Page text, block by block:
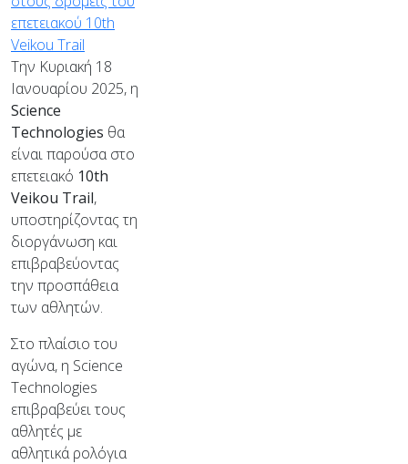
Την Κυριακή 18
Ιανουαρίου 2025, η
Science
Technologies θα
είναι παρούσα στο
επετειακό 10th
Veikou Trail,
υποστηρίζοντας τη
διοργάνωση και
επιβραβεύοντας
την προσπάθεια
των αθλητών.
Στο πλαίσιο του
αγώνα, η Science
Technologies
επιβραβεύει τους
αθλητές με
αθλητικά ρολόγια